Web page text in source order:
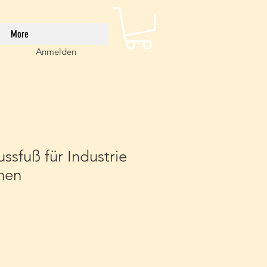
More
Anmelden
für Industrie